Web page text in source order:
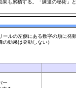
も累積する。「練達の秘術」
ルの左側にある数字の順に発
効果は発動しない）
ー